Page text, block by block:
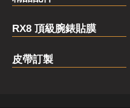
RX8 頂級腕錶貼膜
皮帶訂製